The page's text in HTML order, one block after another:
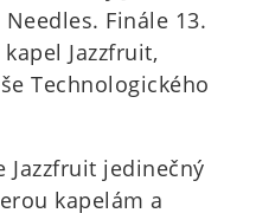
Finále 13.
Jazzfruit,
Technologického
jedinečný
kapelám a